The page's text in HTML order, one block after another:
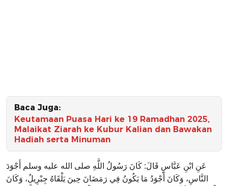
Baca Juga:
Keutamaan Puasa Hari ke 19 Ramadhan 2025,
Malaikat Ziarah ke Kubur Kalian dan Bawakan
Hadiah serta Minuman
عَنِ ابْنِ عَبَّاسٍ قَالَ: كَانَ رَسُولُ اللَّهِ صلى الله عليه وسلم ‌أَجْوَدَ
‌النَّاسِ، وَكَانَ أَجْوَدُ مَا يَكُونُ فِي رَمَضَانَ حِينَ يَلْقَاهُ جِبْرِيلُ، وَكَانَ